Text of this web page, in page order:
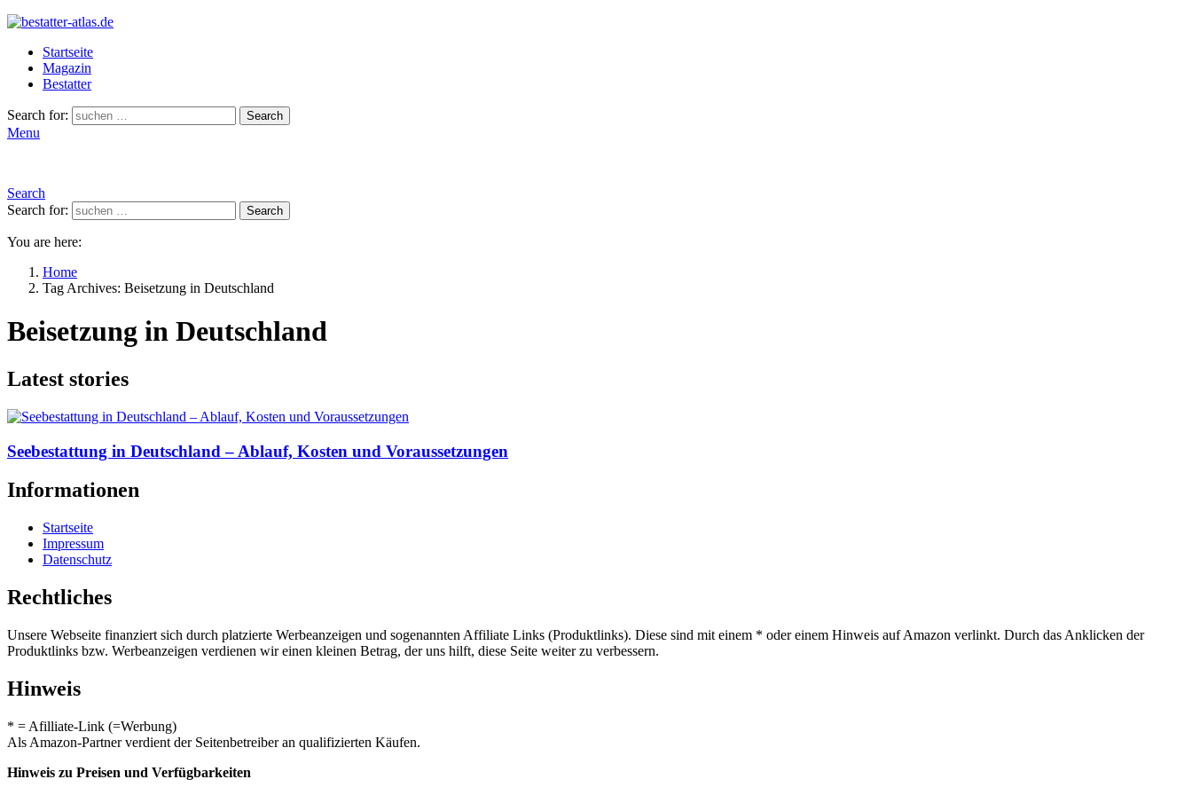
Startseite
Magazin
Bestatter
Search for: Search
Menu
Search
Search for:
Search
You are here:
Home
Tag Archives: Beisetzung in Deutschland
Beisetzung in Deutschland
Latest stories
Seebestattung in Deutschland – Ablauf, Kosten und Voraussetzungen
Informationen
Startseite
Impressum
Datenschutz
Rechtliches
Unsere Webseite finanziert sich durch platzierte Werbeanzeigen und sogenannten Affiliate Links (Produktlinks). Diese sind mit einem * oder einem Hinweis auf Amazon verlinkt. Durch das Anklicken der
Produktlinks bzw. Werbeanzeigen verdienen wir einen kleinen Betrag, der uns hilft, diese Seite weiter zu verbessern.
Hinweis
* = Afilliate-Link (=Werbung)
Als Amazon-Partner verdient der Seitenbetreiber an qualifizierten Käufen.
Hinweis zu Preisen und Verfügbarkeiten